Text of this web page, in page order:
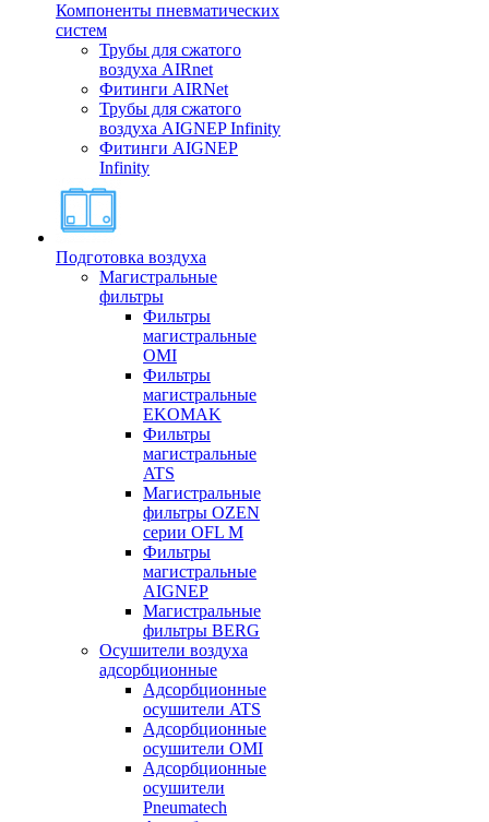
Компоненты пневматических
систем
Трубы для сжатого
воздуха AIRnet
Фитинги AIRNet
Трубы для сжатого
воздуха AIGNEP Infinity
Фитинги AIGNEP
Infinity
Подготовка воздуха
Магистральные
фильтры
Фильтры
магистральные
OMI
Фильтры
магистральные
EKOMAK
Фильтры
магистральные
ATS
Магистральные
фильтры OZEN
серии OFL M
Фильтры
магистральные
AIGNEP
Магистральные
фильтры BERG
Осушители воздуха
адсорбционные
Адсорбционные
осушители ATS
Адсорбционные
осушители OMI
Адсорбционные
осушители
Pneumatech